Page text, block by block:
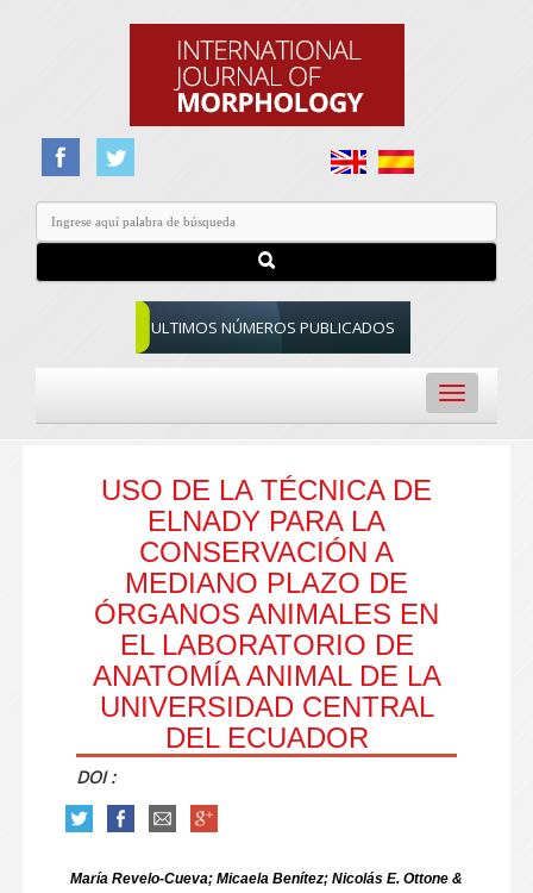
ULTIMOS NÚMEROS PUBLICADOS
Toggle
navigation
USO DE LA TÉCNICA DE
ELNADY PARA LA
CONSERVACIÓN A
MEDIANO PLAZO DE
ÓRGANOS ANIMALES EN
EL LABORATORIO DE
ANATOMÍA ANIMAL DE LA
UNIVERSIDAD CENTRAL
DEL ECUADOR
DOI :
María Revelo-Cueva; Micaela Benítez; Nicolás E. Ottone &